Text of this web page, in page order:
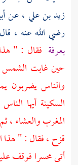
زيد بن علي ، عن
رضي الله عنه ،
بعرفة فقال : "
حين غابت
والناس يضربون
السكينة أيها
المغرب والعشاء ،
قزح ،فقال : "
أتىمحسرافوقف